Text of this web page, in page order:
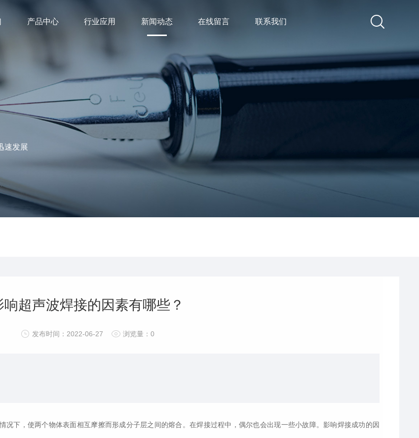
产品中心 行业应用 新闻动态 在线留言 联系我们
速发展
响超声波焊接的因素有哪些？
发布时间：2022-06-27 浏览量：0
况下，使两个物体表面相互摩擦而形成分子层之间的熔合。在焊接过程中，偶尔也会出现一些小故障。影响焊接成功的因